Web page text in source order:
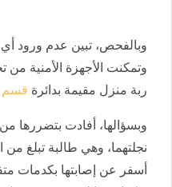
وبالفحص، تبين عدم ورود
وتمكنت الأجهزة الأمنية من
ربة منزل مقيمة بدائرة قسم
وبسؤالها، أفادت بتضررها
أسفر عن إصابتها بكدمات